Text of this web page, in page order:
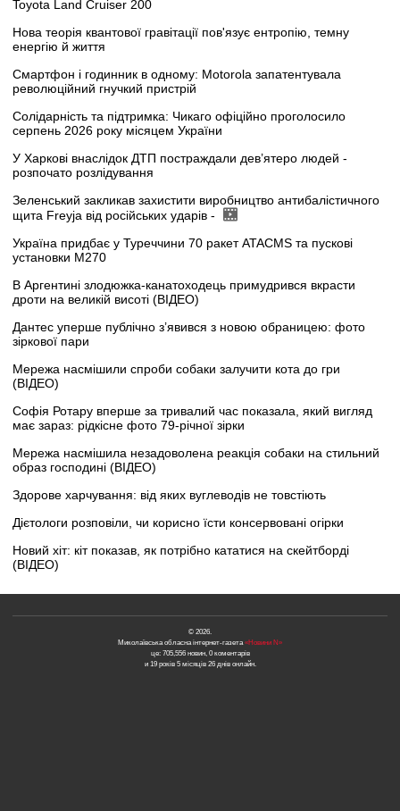
Toyota Land Cruiser 200
Нова теорія квантової гравітації пов'язує ентропію, темну
енергію й життя
Смартфон і годинник в одному: Motorola запатентувала
революційний гнучкий пристрій
Солідарність та підтримка: Чикаго офіційно проголосило
серпень 2026 року місяцем України
У Харкові внаслідок ДТП постраждали дев’ятеро людей -
розпочато розлідування
Зеленський закликав захистити виробництво антибалістичного
щита Freyja від російських ударів -
Україна придбає у Туреччини 70 ракет ATACMS та пускові
установки M270
В Аргентині злодюжка-канатоходець примудрився вкрасти
дроти на великій висоті (ВІДЕО)
Дантес уперше публічно з’явився з новою обраницею: фото
зіркової пари
Мережа насмішили спроби собаки залучити кота до гри
(ВІДЕО)
Софія Ротару вперше за тривалий час показала, який вигляд
має зараз: рідкісне фото 79-річної зірки
Мережа насмішила незадоволена реакція собаки на стильний
образ господині (ВІДЕО)
Здорове харчування: від яких вуглеводів не товстіють
Дієтологи розповіли, чи корисно їсти консервовані огірки
Новий хіт: кіт показав, як потрібно кататися на скейтборді
(ВІДЕО)
© 2026.
Миколаївська обласна інтернет-газета «Новини N»
це: 705,556 новин, 0 коментарів
и 19 років 5 місяців 26 днів онлайн.